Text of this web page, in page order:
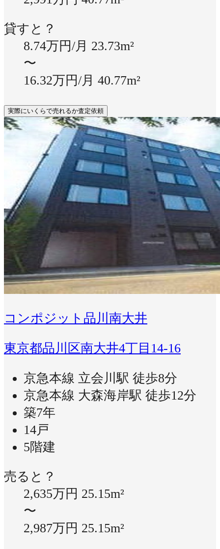
貸すと？
8.74万円/月 23.73m²
〜
16.32万円/月 40.77m²
実際にいくらで売れるか査定依頼
コンポジット品川南大井
東京都品川区南大井4丁目14-16
京急本線 立会川駅 徒歩8分
京急本線 大森海岸駅 徒歩12分
築7年
14戸
5階建
売ると？
2,635万円 25.15m²
〜
2,987万円 25.15m²